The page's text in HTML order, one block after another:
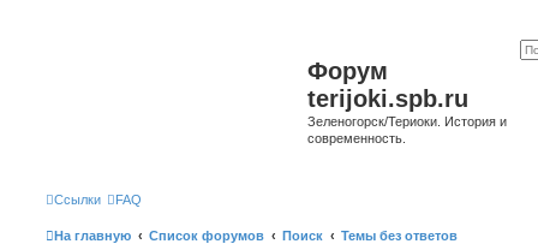
Форум
terijoki.spb.ru
Зеленогорск/Териоки. История и
современность.
Ссылки FAQ
На главную Список форумов Поиск Темы без ответов